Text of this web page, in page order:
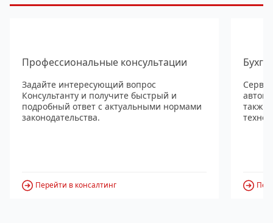
Профессиональные консультации
Задайте интересующий вопрос
Консультанту и получите быстрый и
подробный ответ с актуальными нормами
законодательства.
Перейти в консалтинг
также